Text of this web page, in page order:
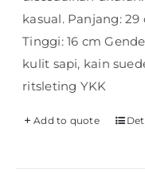
kasual. Panjang: 29
Tinggi: 16 cm
kulit sapi, kain
ritsleting YKK
Add to quote